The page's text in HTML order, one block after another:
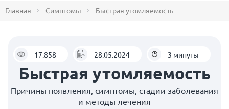
Главная Симптомы Быстрая утомляемость
17.858 28.05.2024 3 минуты
Быстрая утомляемость
Причины появления, симптомы, стадии заболевания
и методы лечения